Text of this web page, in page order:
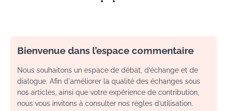
Bienvenue dans l’espace commentaire
Nous souhaitons un espace de débat, d’échange et de
dialogue. Afin d'améliorer la qualité des échanges sous
nos articles, ainsi que votre expérience de contribution,
nous vous invitons à consulter nos règles d’utilisation.